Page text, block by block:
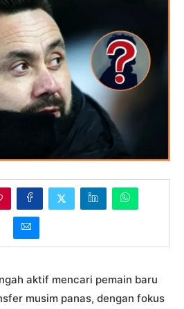
aktif mencari pemain baru
musim panas, dengan fokus